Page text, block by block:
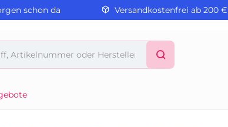
schon da Versandkostenfrei ab 200 €